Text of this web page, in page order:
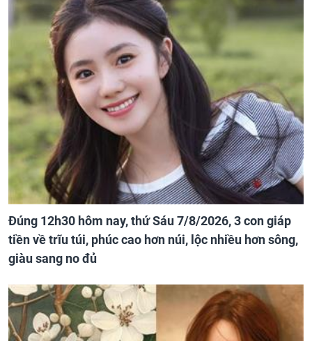
Đúng 12h30 hôm nay, thứ Sáu 7/8/2026, 3 con giáp
tiền về trĩu túi, phúc cao hơn núi, lộc nhiều hơn sông,
giàu sang no đủ